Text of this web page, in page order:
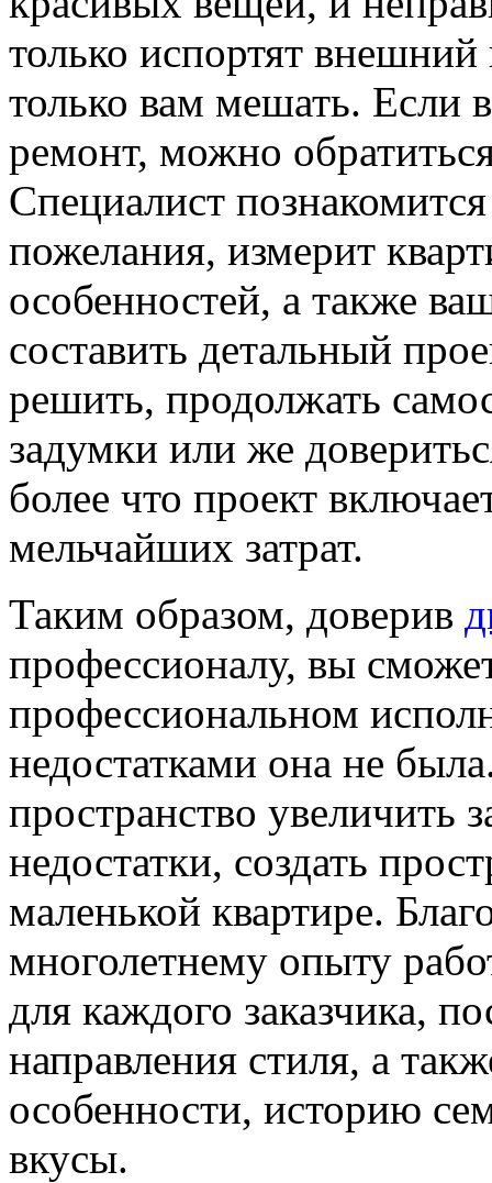
только испортят
только вам мешать. Если
ремонт, можно
Специалист
пожелания, измерит
особенностей, а также
составить детальный
решить, продолжать
задумки или же
более что проект
мельчайших затрат.
Таким образом, доверив
профессионалу, вы
профессиональном
недостатками она не
пространство увеличить
недостатки, создать
маленькой квартире.
многолетнему опыту
для каждого заказчика,
направления стиля, а
особенности, историю
вкусы.